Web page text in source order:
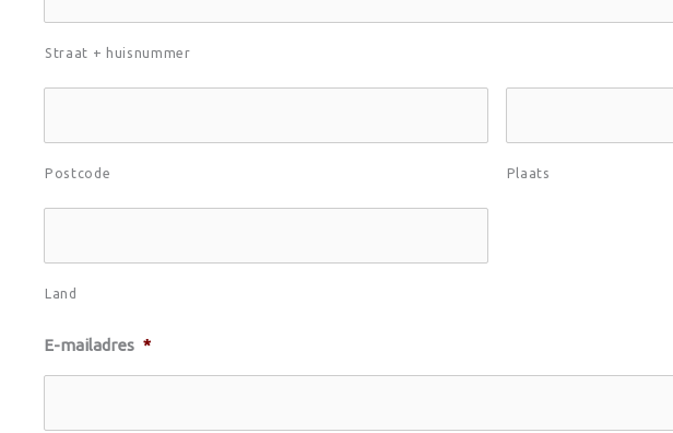
Straat + huisnummer
Postcode Plaats
Land
E-mailadres *